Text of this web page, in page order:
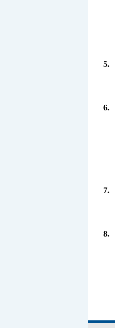
5.
6.
7.
8.